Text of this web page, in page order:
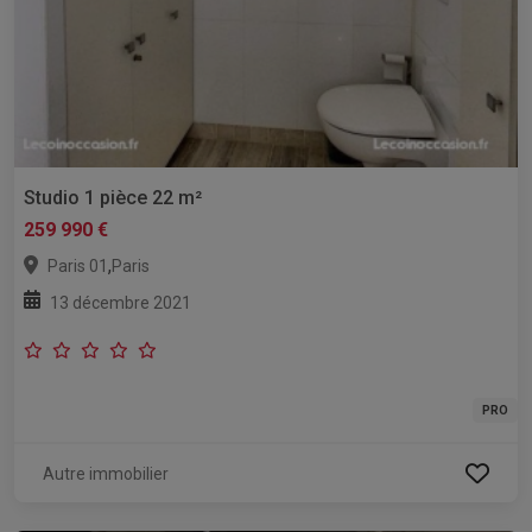
Studio 1 pièce 22 m²
259 990 €
Paris 01 ,Paris
13 décembre 2021
PRO
Autre immobilier